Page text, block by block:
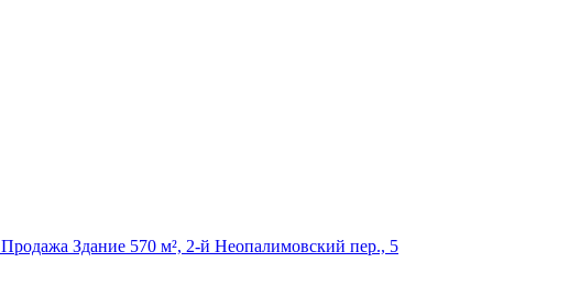
Продажа Здание 570 м², 2-й Неопалимовский пер., 5